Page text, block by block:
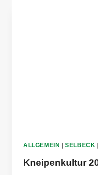
ALLGEMEIN |SELBECK
Kneipenkultur